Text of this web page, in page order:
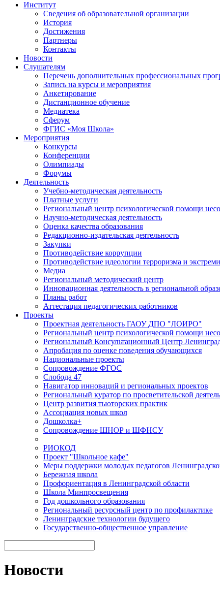
Институт
Сведения об образовательной организации
История
Достижения
Партнеры
Контакты
Новости
Слушателям
Перечень дополнительных профессиональных
Запись на курсы и мероприятия
Анкетирование
Дистанционное обучение
Медиатека
Сферум
ФГИС «Моя Школа»
Мероприятия
Конкурсы
Конференции
Олимпиады
Форумы
Деятельность
Учебно-методическая деятельность
Платные услуги
Региональный центр психологической помощи
Научно-методическая деятельность
Оценка качества образования
Редакционно-издательская деятельность
Закупки
Противодействие коррупции
Противодействие идеологии терроризма и
Медиа
Региональный методический центр
Инновационная деятельность в региональной
Планы работ
Аттестация педагогических работников
Проекты
Проектная деятельность ГАОУ ДПО "ЛОИРО"
Региональный центр психологической помощи
Региональный Консультационный Центр
Апробация по оценке поведения обучающихся
Национальные проекты
Сопровождение ФГОС
Слобода 47
Навигатор инноваций и региональных проектов
Региональный куратор по просветительской
Центр развития тьюторских практик
Ассоциация новых школ
Дошколка+
Сопровождение ШНОР и ШФНСУ
РИОКОД
Проект "Школьное кафе"
Меры поддержки молодых педагогов
Бережная школа
Профориентация в Ленинградской области
Школа Минпросвещения
Год дошкольного образования
Региональный ресурсный центр по профилактике
Ленинградские технологии будущего
Государственно-общественное управление
Новости